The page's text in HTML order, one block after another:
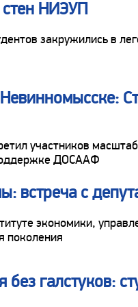
НИЭУП
закружились в
участников
ДОСААФ
встреча с
экономики,
поколения
галстуков: